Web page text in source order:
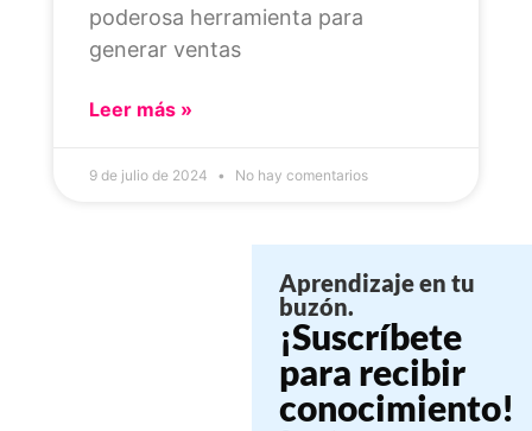
poderosa herramienta para
generar ventas
Leer más »
9 de julio de 2024 No hay comentarios
Aprendizaje en tu
buzón.
¡Suscríbete
para recibir
conocimiento!